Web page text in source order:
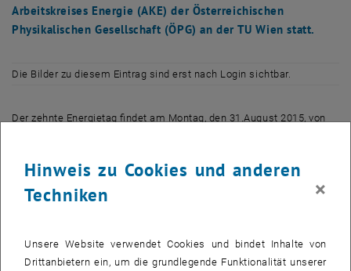
Arbeitskreises Energie (AKE) der Österreichischen
Physikalischen Gesellschaft (ÖPG) an der TU Wien statt.
Die Bilder zu diesem Eintrag sind erst nach Login sichtbar.
Der zehnte Energietag findet am Montag, den 31.August 2015, von
Der Energietag ist gleichzeitig die Eröffnungsveranstaltung der
gemeinsamen Jahrestagung der Schweizerischen und der
Das <link file:44009 _blank pdf-link>Programm des Energietages
2015 ist dem Thema "Temperaturdifferenzen als Energiequellen"
Hinweis zu Cookies und anderen
Techniken
×
Unsere Website verwendet Cookies und bindet Inhalte von
Drittanbietern ein, um die grundlegende Funktionalität unserer